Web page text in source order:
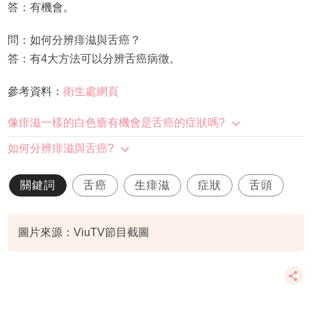
答：有機會。
問：如何分辨痱滋與舌癌？
答：有4大方法可以分辨舌癌病徵。
參考資料： 衛生處網頁
像痱滋一樣的白色瘡有機會是舌癌的症狀嗎?
如何分辨痱滋與舌癌?
關鍵詞 舌癌 生痱滋 症狀 舌頭
圖片來源：ViuTV節目截圖